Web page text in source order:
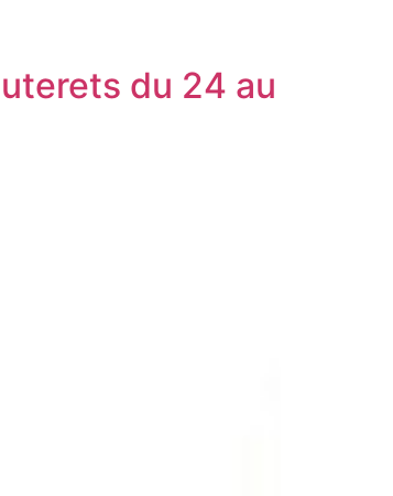
du 24 au